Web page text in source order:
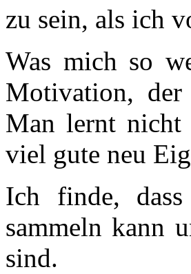
zu sein, als ich
Was mich so
Motivation,
Man lernt nicht
viel gute neu
Ich finde,
sammeln kann
sind.